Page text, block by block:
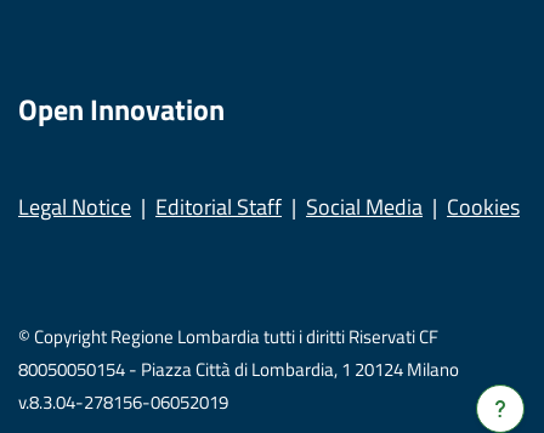
Verrà
Open Innovation
Legal Notice Editorial Staff Social Media Cookies
© Copyright Regione Lombardia tutti i diritti Riservati CF
80050050154 - Piazza Città di Lombardia, 1 20124 Milano
v.8.3.04-278156-06052019